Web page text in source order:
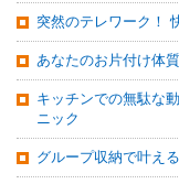
突然のテレワーク！
あなたのお片付け体
キッチンでの無駄な
ニック
グループ収納で叶え